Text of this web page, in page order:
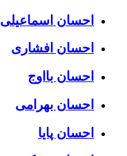
احسان اسماعیلی
احسان افشاری
احسان بااوج
احسان بهرامی
احسان پایا